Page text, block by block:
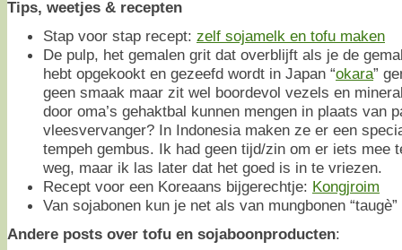
Tips, weetjes & recepten
Stap voor stap recept: zelf sojamelk en tofu maken
De pulp, het gemalen grit dat overblijft als je de
hebt opgekookt en gezeefd wordt in Japan “okara”
geen smaak maar zit wel boordevol vezels en
door oma’s gehaktbal kunnen mengen in plaats van
vleesvervanger? In Indonesia maken ze er een
tempeh gembus. Ik had geen tijd/zin om er iets mee
weg, maar ik las later dat het goed is in te vriezen.
Recept voor een Koreaans bijgerechtje: Kongjroim
Van sojabonen kun je net als van mungbonen
Andere posts over tofu en sojaboonproducten: